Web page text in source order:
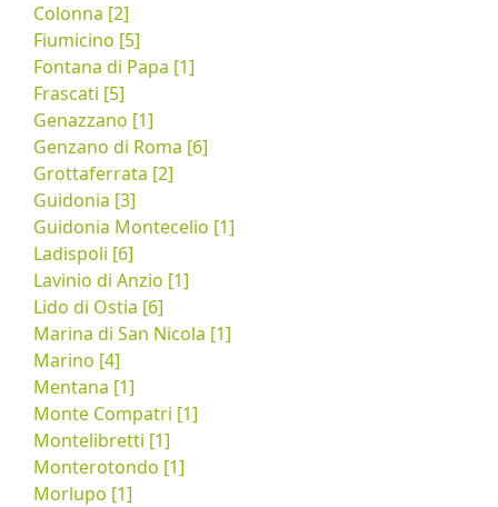
Colonna [2]
Fiumicino [5]
Fontana di Papa [1]
Frascati [5]
Genazzano [1]
Genzano di Roma [6]
Grottaferrata [2]
Guidonia [3]
Guidonia Montecelio [1]
Ladispoli [6]
Lavinio di Anzio [1]
Lido di Ostia [6]
Marina di San Nicola [1]
Marino [4]
Mentana [1]
Monte Compatri [1]
Montelibretti [1]
Monterotondo [1]
Morlupo [1]